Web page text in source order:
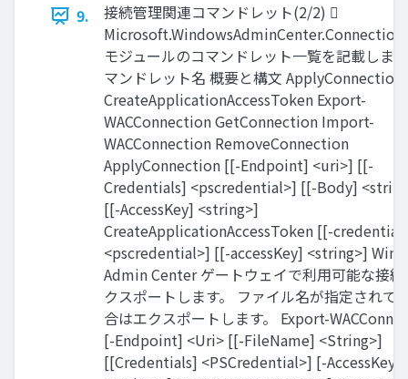
9.
接続管理関連コマンドレット(2/2) 
モジュールのコマンドレット一覧を記載しま
マンドレット名 概要と構文 ApplyConnection
CreateApplicationAccessToken Export-
WACConnection GetConnection Import-
WACConnection RemoveConnection
ApplyConnection [[-Endpoint] <uri>] [[-
Credentials] <pscredential>] [[-Body]
[[-AccessKey] <string>]
CreateApplicationAccessToken [[-
<pscredential>] [[-accessKey] <string>]
Admin Center ゲートウェイで利用可能な接
クスポートします。 ファイル名が指定されて
合はエクスポートします。 Export-
[-Endpoint] <Uri> [[-FileName] <String>]
[[Credentials] <PSCredential>] [-AccessKey]